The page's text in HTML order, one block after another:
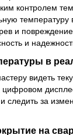
контролем
и
и
в
видеть
и следить за
на